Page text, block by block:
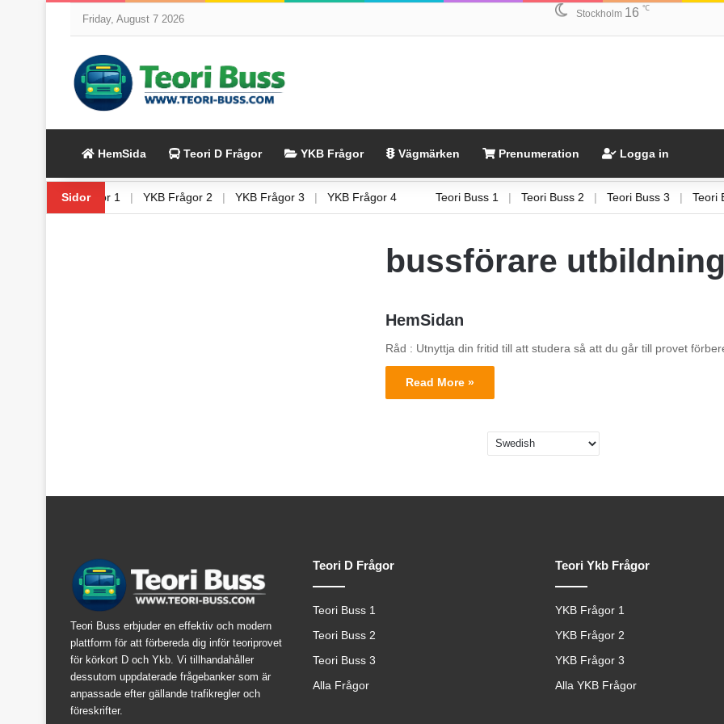
Friday, August 7 2026 Stockholm 16 ℃
HemSida Teori D Frågor YKB Frågor Vägmärken Prenumeration Logga in
Sidor
YKB Frågor 1 | YKB Frågor 2 | YKB Frågor 3 | YKB Frågor 4 Teori Buss 1 | Teori Buss 2 | Teori Buss 3 |
bussförare
HemSidan
Råd : Utnyttja din fritid till att studera så att du går till provet
Read More »
Teori Buss erbjuder en effektiv och modern
plattform för att förbereda dig inför teoriprovet
för körkort D och Ykb. Vi tillhandahåller
dessutom uppdaterade frågebanker som är
anpassade efter gällande trafikregler och
föreskrifter.
Teori D Frågor
Teori Buss 1
Teori Buss 2
Teori Buss 3
Alla Frågor
Teori Ykb Frågor
YKB Frågor 1
YKB Frågor 2
YKB Frågor 3
Alla YKB Frågor